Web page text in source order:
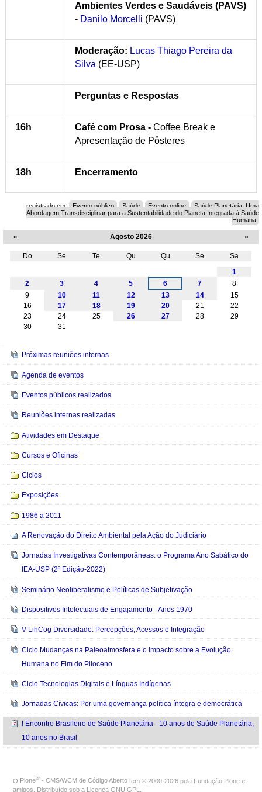
Ambientes Verdes e Saudáveis (PAVS)
- Danilo Morcelli (PAVS)
Moderação: Lucas Thiago Pereira da
Silva (EE-USP)
Perguntas e Respostas
16h Café com Prosa - Coffee Break e
Apresentação de Pôsteres
18h Encerramento
registrado em: Evento público Saúde Evento online
Saúde Planetária: Uma
Abordagem Transdisciplinar para a Sustentabilidade do Planeta Integrada à Saúde
Humana
« Agosto 2026 »
Do Se Te Qu Qu Se
Sa
1
2
3 4 5 6 7
8
9
10 11 12 13 14
15
16
17 18 19 20 21
22
23
24 25 26 27 28
29
30
31
Navegação
Próximas reuniões internas
Agenda de eventos
Eventos públicos realizados
Reuniões internas realizadas
Atividades em Destaque
Cursos e Oficinas
Ciclos
Exposições
1986 a 2011
A Renovação do Direito Ambiental pela Ação do Judiciário
Jornadas Investigativas Contemporâneas: o Programa Ano Sabático do
IEA-USP (2ª Edição-2022)
Seminário Neoliberalismo e Políticas de Subjetivação
Dispositivos Intelectuais de Engajamento - Anos 1970
V LinCog Diversidade: Percepções, Acessos e Integração
Ciclo Mudanças na Paleoatmosfera e o Impacto sobre a Evolução
Humana no Fim do Plioceno
Ciclo Tecnologias Digitais e Línguas Indígenas
Jornadas Cívicas: Por uma governança política íntegra e democrática
I Encontro Brasileiro de Saúde Planetária - 10 anos de Saúde Planetária,
10 anos no Brasil
O Plone® - CMS/WCM de Código Aberto tem © 2000-2026 pela Fundação Plone e
amigos. Distribuído sob a Licença GNU GPL.